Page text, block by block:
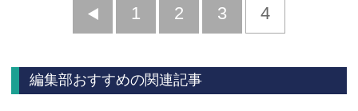
前
1 2 3 4
編集部おすすめの関連記事